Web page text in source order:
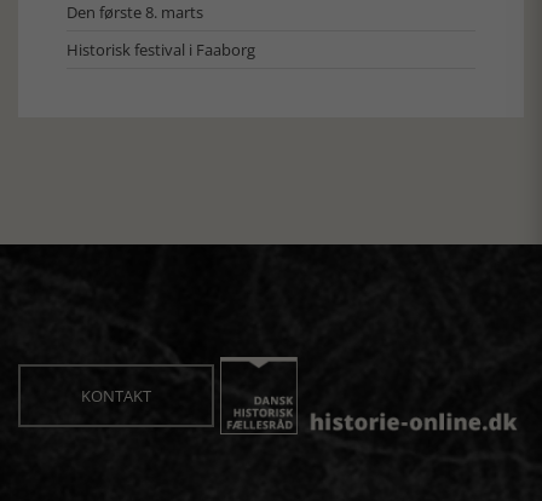
Den første 8. marts
Historisk festival i Faaborg
KONTAKT